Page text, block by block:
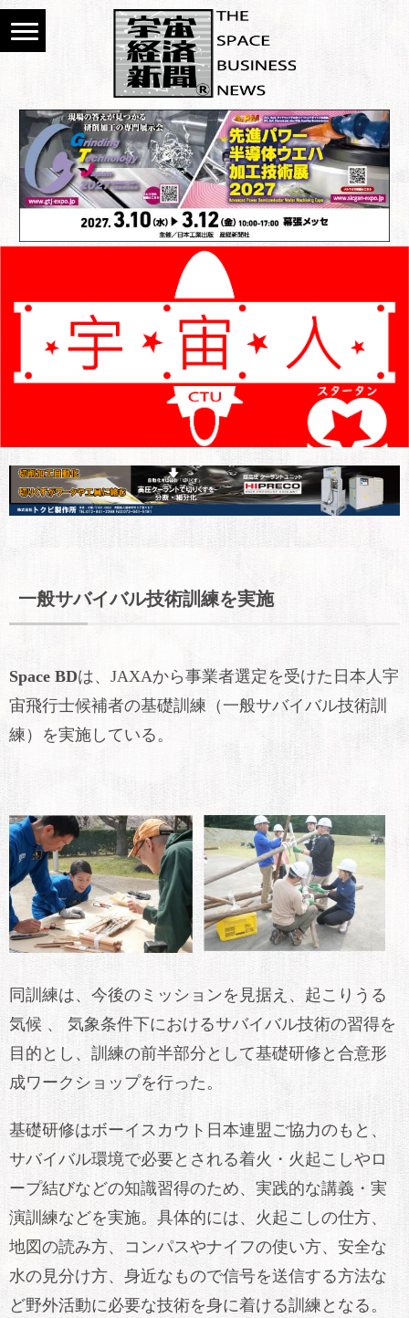
一般サバイバル技術訓練を実施
Space BDは、JAXAから事業者選定を受けた日本人宇
宙飛行士候補者の基礎訓練（一般サバイバル技術訓
練）を実施している。
同訓練は、今後のミッションを見据え、起こりうる
気候 、 気象条件下におけるサバイバル技術の習得を
目的とし、訓練の前半部分として基礎研修と合意形
成ワークショップを行った。
基礎研修はボーイスカウト日本連盟ご協力のもと、
サバイバル環境で必要とされる着火・火起こしやロ
ープ結びなどの知識習得のため、実践的な講義・実
演訓練などを実施。具体的には、火起こしの仕方、
地図の読み方、コンパスやナイフの使い方、安全な
水の見分け方、身近なもので信号を送信する方法な
ど野外活動に必要な技術を身に着ける訓練となる。